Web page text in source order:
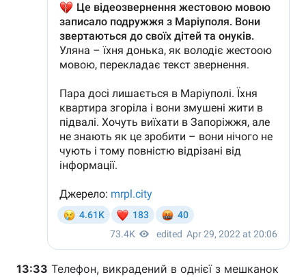
13:33 Телефон, викрадений в однієї з мешканок